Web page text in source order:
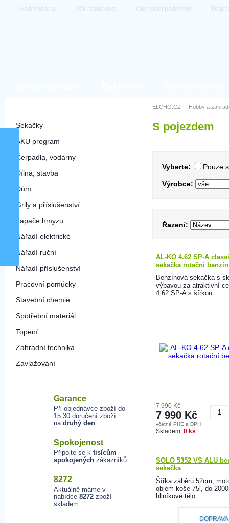
Úvodní strana Jak nakupovat Obchodní podmínky
Sekačky
AKU program
Čerpadla, vodárny
Dílna, stavba
Dům
Grily a příslušenství
Lapače hmyzu
Nářadí elektrické
Nářadí ruční
Nářadí příslušenství
Pracovní pomůcky
Stavební chemie
Spotřební materiál
Topení
Zahradní technika
Zavlažování
Garance
Při objednávce zboží do
15:30 doručení zboží
na druhý den.
Spokojenost
Připojte se k tisícům
spokojených zákazníků.
8272
Aktuálně máme v
nabídce 8272 zboží
skladem.
ELCHO.CZ Hobby a
S pojezdem
Vyberte: Pouze
Výrobce:
Řazení:
AL-KO 4.62 SP-A
sekačka rotační benzín
Benzínová sekačka s
výbavou za atraktivní
4.62 SP-A s šířkou...
7 990 Kč
7 990 Kč
včetně PHE a DPH
Skladem: 0 ks
SOLO 5352 VS ALU
sekačka
Šířka záběru 52cm,
objem koše 75l, do
hliníkové tělo...